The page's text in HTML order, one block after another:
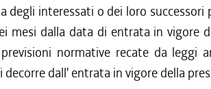
degli interessati o dei loro successori
mesi dalla data di entrata in vigore
normative recate da leggi
dall' entrata in vigore della